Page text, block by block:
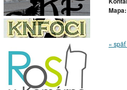
PRED MÉTOU / LÁSZLÓ POMOTHY /
FILMOVÝ KLUB VASMACSKA
USMIEVAVÉ VLČIE MAKY, VOŇAVÉ
„REŤAZE MENTIEK, KTORÉ SPÁJAJÚ“ /
HRADNÉ TRHOVISKO BOROSTYÁN
KULTÚRA PRE DETI
Mapa:
«